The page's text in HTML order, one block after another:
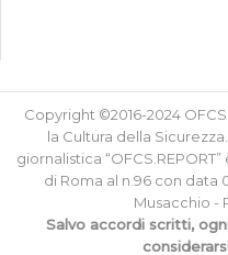
Copyright ©2016-2024
la Cultura della
giornalistica
di Roma al n.96 con data
Musacchio -
Salvo accordi scritti,